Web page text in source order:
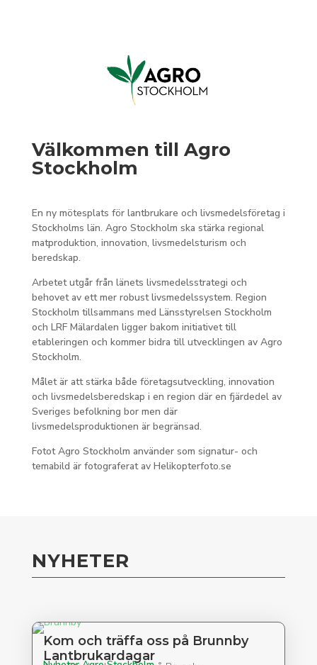
Välkommen till Agro
Stockholm
En ny mötesplats för lantbrukare och livsmedelsföretag i
Stockholms län. Agro Stockholm ska stärka regional
matproduktion, innovation, livsmedelsturism och
beredskap.
Arbetet utgår från länets livsmedelsstrategi och
behovet av ett mer robust livsmedelssystem. Region
Stockholm tillsammans med Länsstyrelsen Stockholm
och LRF Mälardalen ligger bakom initiativet till
etableringen och kommer bidra till utvecklingen av Agro
Stockholm.
Målet är att stärka både företagsutveckling, innovation
och livsmedelsberedskap i en region där en fjärdedel av
Sveriges befolkning bor men där
livsmedelsproduktionen är begränsad.
Fotot Agro Stockholm använder som signatur- och
temabild är fotograferat av Helikopterfoto.se
NYHETER
Kom och träffa oss på Brunnby
Lantbrukardagar